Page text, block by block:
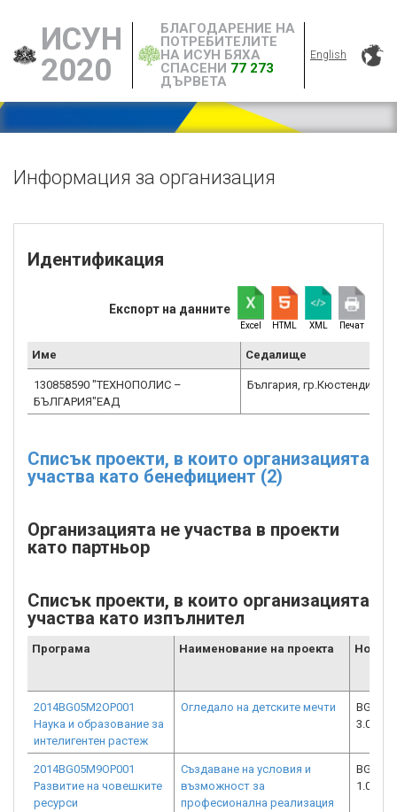
ИСУН
2020
БЛАГОДАРЕНИЕ НА
ПОТРЕБИТЕЛИТЕ
НА ИСУН БЯХА
СПАСЕНИ 77 273
ДЪРВЕТА
English
Информация за организация
Идентификация
Експорт на данните
Excel HTML XML Печат
Име Седалище
130858590 "ТЕХНОПОЛИС –
БЪЛГАРИЯ"ЕАД
България, гр.Кюстендил,
Списък проекти, в които организацията
участва като бенефициент (2)
Организацията не участва в проекти
като партньор
Списък проекти, в които организацията
участва като изпълнител
Програма Наименование на проекта Номер
2014BG05M2OP001
Наука и образование за
интелигентен растеж
Огледало на детските мечти
3.001-
2014BG05M9OP001
Развитие на човешките
ресурси
Създаване на условия и
възможност за
професионална реализация
1.003-